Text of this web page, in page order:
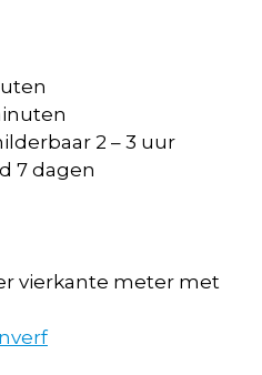
2 – 3 uur
7 dagen
vierkante meter met